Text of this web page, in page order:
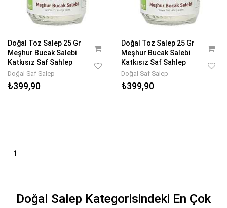
Doğal Toz Salep 25 Gr
Meşhur Bucak Salebi
Katkısız Saf Sahlep
Doğal Saf Salep
₺399,90
Doğal Toz Salep 25 Gr
Meşhur Bucak Salebi
Katkısız Saf Sahlep
Doğal Saf Salep
₺399,90
1
Doğal Salep Kategorisindeki En Çok